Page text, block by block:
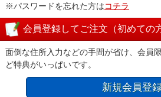
※パスワードを忘れた方はコチラ
会員登録してご注文（初めての
面倒な住所入力などの手間が省け、会員
ど特典がいっぱいです。
新規会員登